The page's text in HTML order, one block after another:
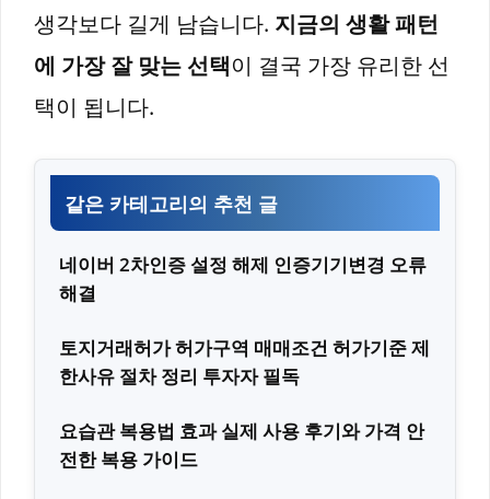
생각보다 길게 남습니다. 지금의 생활 패턴
에 가장 잘 맞는 선택이 결국 가장 유리한 선
택이 됩니다.
같은 카테고리의 추천 글
네이버 2차인증 설정 해제 인증기기변경 오류
해결
토지거래허가 허가구역 매매조건 허가기준 제
한사유 절차 정리 투자자 필독
요습관 복용법 효과 실제 사용 후기와 가격 안
전한 복용 가이드